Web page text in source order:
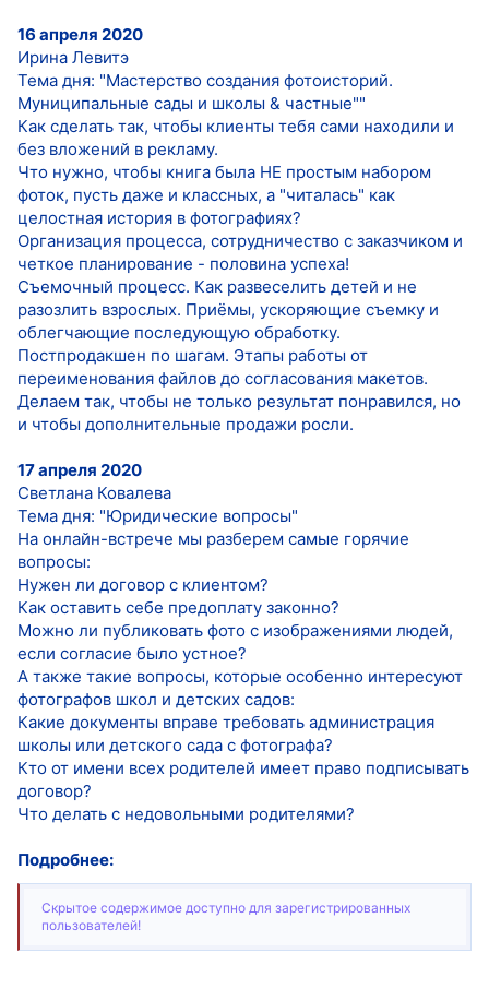
16 апреля 2020
Ирина Левитэ
Тема дня: "Мастерство создания фотоисторий.
Муниципальные сады и школы & частные""
Как сделать так, чтобы клиенты тебя сами находили и
без вложений в рекламу.
Что нужно, чтобы книга была НЕ простым набором
фоток, пусть даже и классных, а "читалась" как
целостная история в фотографиях?
Организация процесса, сотрудничество с заказчиком и
четкое планирование - половина успеха!
Съемочный процесс. Как развеселить детей и не
разозлить взрослых. Приёмы, ускоряющие съемку и
облегчающие последующую обработку.
Постпродакшен по шагам. Этапы работы от
переименования файлов до согласования макетов.
Делаем так, чтобы не только результат понравился, но
и чтобы дополнительные продажи росли.
17 апреля 2020
Светлана Ковалева
Тема дня: "Юридические вопросы"
На онлайн-встрече мы разберем самые горячие
вопросы:
Нужен ли договор с клиентом?
Как оставить себе предоплату законно?
Можно ли публиковать фото с изображениями людей,
если согласие было устное?
А также такие вопросы, которые особенно интересуют
фотографов школ и детских садов:
Какие документы вправе требовать администрация
школы или детского сада с фотографа?
Кто от имени всех родителей имеет право подписывать
договор?
Что делать с недовольными родителями?
Подробнее:
Скрытое содержимое доступно для зарегистрированных
пользователей!